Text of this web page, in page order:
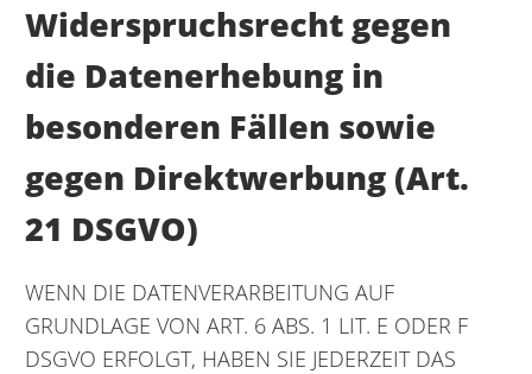
Widerspruchsrecht gegen
die Datenerhebung in
besonderen Fällen sowie
gegen Direktwerbung (Art.
21 DSGVO)
WENN DIE DATENVERARBEITUNG AUF
GRUNDLAGE VON ART. 6 ABS. 1 LIT. E ODER F
DSGVO ERFOLGT, HABEN SIE JEDERZEIT DAS